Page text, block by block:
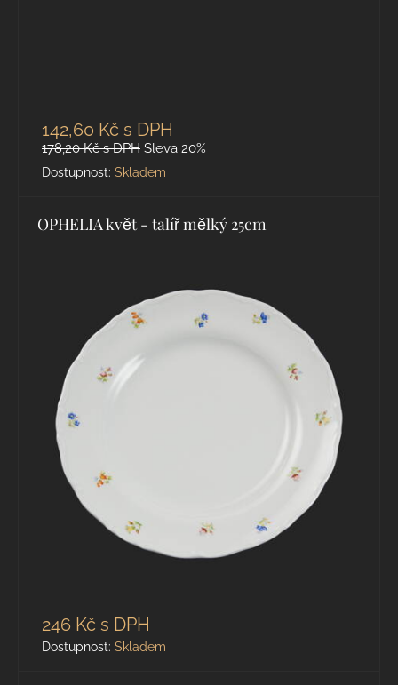
142,60 Kč s DPH
178,20 Kčs DPH Sleva 20%
Dostupnost: Skladem
OPHELIA květ - talíř mělký 25cm
246 Kč s DPH
Dostupnost: Skladem